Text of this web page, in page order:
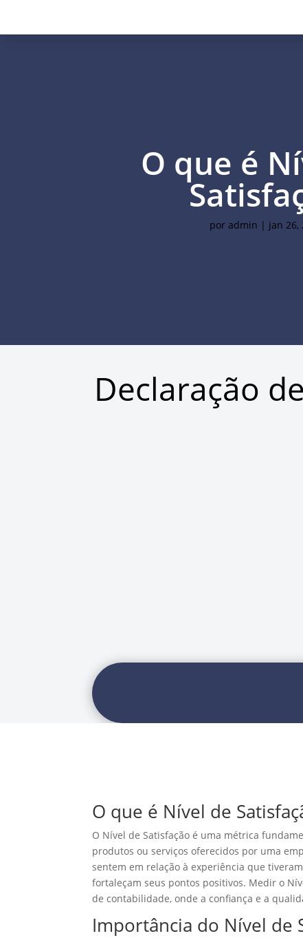
O que é
poradmin | jan 26,
Declaração
O que é Nível de
O Nível de Satisfação é uma métrica
produtos ou serviços oferecidos por uma
sentem em relação à experiência que
fortaleçam seus pontos positivos. Medir o
de contabilidade, onde a confiança e a
Importância do Nível de